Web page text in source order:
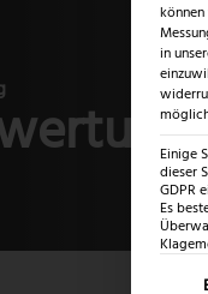
in
Einige
dieser
GDPR
Es
Es